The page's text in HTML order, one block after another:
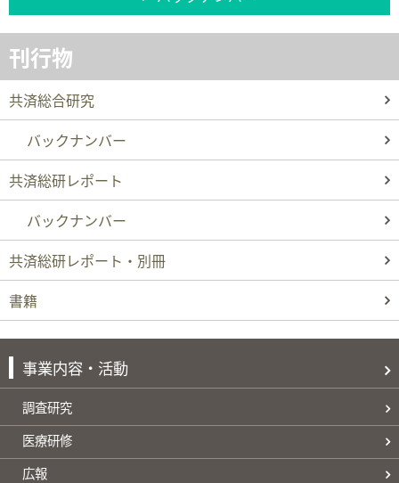
刊行物
共済総合研究
バックナンバー
共済総研レポート
バックナンバー
共済総研レポート・別冊
書籍
事業内容・活動
調査研究
医療研修
広報